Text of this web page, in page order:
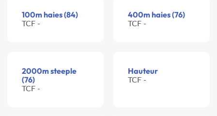
100m haies (84)
TCF -
400m haies (76)
TCF -
2000m steeple
(76)
TCF -
Hauteur
TCF -